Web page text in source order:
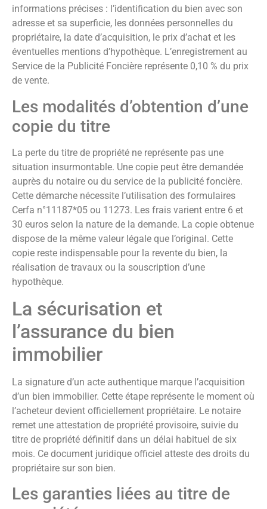
informations précises : l’identification du bien avec son
adresse et sa superficie, les données personnelles du
propriétaire, la date d’acquisition, le prix d’achat et les
éventuelles mentions d’hypothèque. L’enregistrement au
Service de la Publicité Foncière représente 0,10 % du prix
de vente.
Les modalités d’obtention d’une
copie du titre
La perte du titre de propriété ne représente pas une
situation insurmontable. Une copie peut être demandée
auprès du notaire ou du service de la publicité foncière.
Cette démarche nécessite l’utilisation des formulaires
Cerfa n°11187*05 ou 11273. Les frais varient entre 6 et
30 euros selon la nature de la demande. La copie obtenue
dispose de la même valeur légale que l’original. Cette
copie reste indispensable pour la revente du bien, la
réalisation de travaux ou la souscription d’une
hypothèque.
La sécurisation et
l’assurance du bien
immobilier
La signature d’un acte authentique marque l’acquisition
d’un bien immobilier. Cette étape représente le moment où
l’acheteur devient officiellement propriétaire. Le notaire
remet une attestation de propriété provisoire, suivie du
titre de propriété définitif dans un délai habituel de six
mois. Ce document juridique officiel atteste des droits du
propriétaire sur son bien.
Les garanties liées au titre de